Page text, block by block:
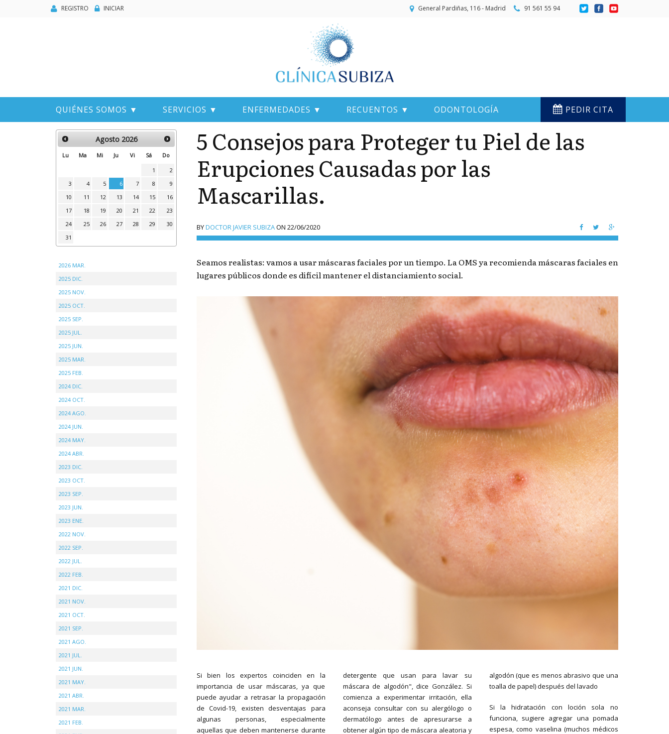
REGISTRO INICIAR General Pardiñas, 116 - Madrid 91 561 55 94
QUIÉNES SOMOS ▼ SERVICIOS ▼ ENFERMEDADES ▼ RECUENTOS ▼ ODONTOLOGÍA PEDIR CITA
5 Consejos para Proteger tu Piel de las
Erupciones Causadas por las
Mascarillas.
BYDOCTOR JAVIER SUBIZAON 22/06/2020
Seamos realistas: vamos a usar máscaras faciales por un tiempo. La OMS ya recomienda máscaras faciales en
lugares públicos donde es difícil mantener el distanciamiento social.
Si bien los expertos coinciden en la
importancia de usar máscaras, ya que
puede ayudar a retrasar la propagación
de Covid-19, existen desventajas para
algunas personas, especialmente
aquellas que deben mantenerse durante
detergente que usan para lavar su
máscara de algodón", dice González. Si
comienza a experimentar irritación, ella
aconseja consultar con su alergólogo o
dermatólogo antes de apresurarse a
obtener algún tipo de máscara aleatoria y
algodón (que es menos abrasivo que una
toalla de papel) después del lavado
Si la hidratación con loción sola no
funciona, sugiere agregar una pomada
espesa, como vaselina (muchos médicos
Agosto 2026
Lu Ma Mi Ju Vi Sá Do
1
2
3
4 5 6 7 8
9
10
11 12 13 14 15
16
17
18 19 20 21 22
23
24
25 26 27 28 29
30
31
2026 MAR.
2025 DIC.
2025 NOV.
2025 OCT.
2025 SEP.
2025 JUL.
2025 JUN.
2025 MAR.
2025 FEB.
2024 DIC.
2024 OCT.
2024 AGO.
2024 JUN.
2024 MAY.
2024 ABR.
2023 DIC.
2023 OCT.
2023 SEP.
2023 JUN.
2023 ENE.
2022 NOV.
2022 SEP.
2022 JUL.
2022 FEB.
2021 DIC.
2021 NOV.
2021 OCT.
2021 SEP.
2021 AGO.
2021 JUL.
2021 JUN.
2021 MAY.
2021 ABR.
2021 MAR.
2021 FEB.